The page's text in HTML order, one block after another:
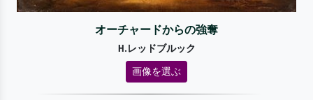
オーチャードからの強奪
H.レッドブルック
画像を選ぶ